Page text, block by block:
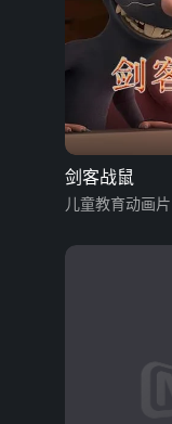
剑客战鼠
儿童教育动画片